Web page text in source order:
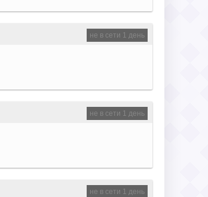
не в сети 1 день
не в сети 1 день
не в сети 1 день